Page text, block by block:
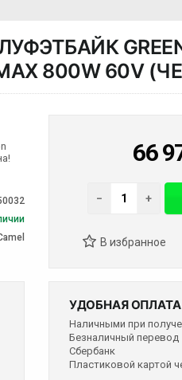
MAX 800W 60V
66
− +
УДОБНАЯ
Наличными при
Безналичный перевод
Сбербанк
Пластиковой картой